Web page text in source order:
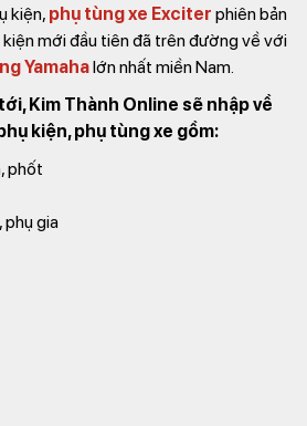
kiện, phụ tùng xe Exciter phiên bản
mới đầu tiên đã trên đường về với
Yamahalớn nhất miền Nam.
Kim Thành Online sẽ nhập về
kiện, phụ tùng xe gồm:
phốt
phụ gia